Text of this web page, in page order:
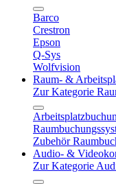
Barco
Crestron
Epson
Q-Sys
Wolfvision
Raum- &
Zur Kategorie
Zubehör
Audio- &
Zur Kategorie